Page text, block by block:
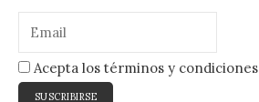
Acepta los términos y condiciones